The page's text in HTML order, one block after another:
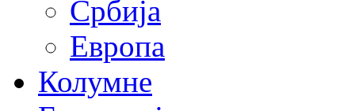
Србија
Европа
Колумне